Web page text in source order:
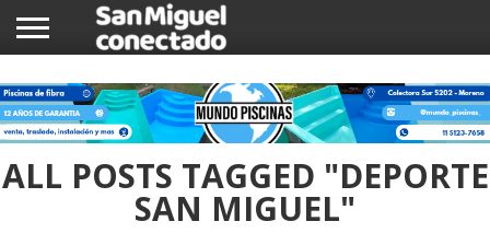
NOTICIAS
COMUNIDAD
COMERCIOS
ALL POSTS TAGGED "DEPORTE
SAN MIGUEL"